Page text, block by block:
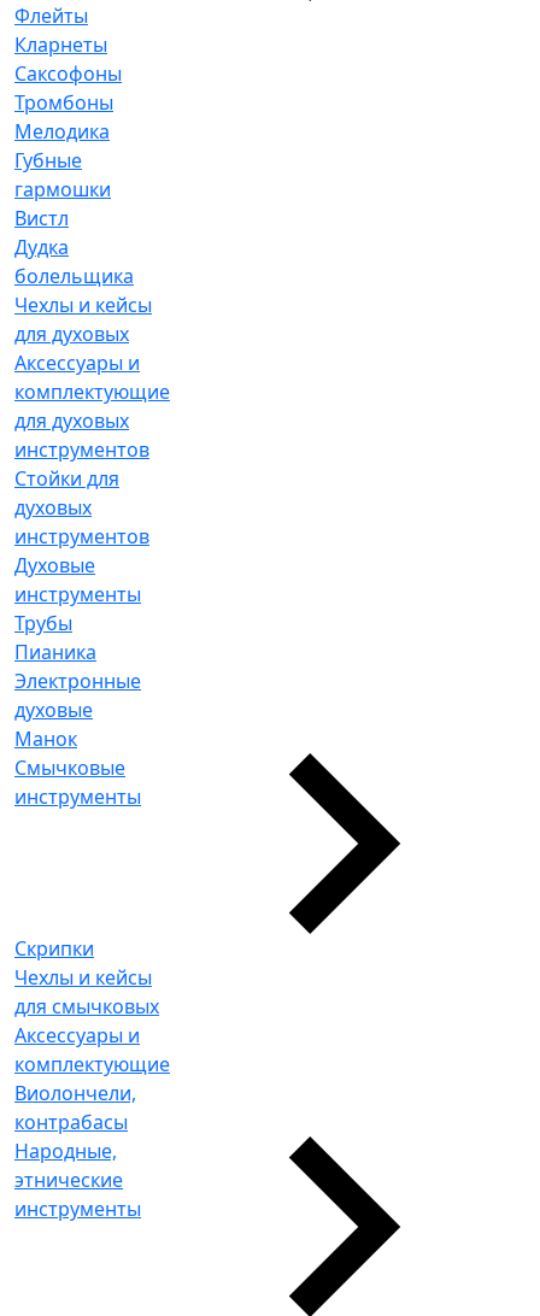
Флейты
Кларнеты
Саксофоны
Тромбоны
Мелодика
Губные
гармошки
Вистл
Дудка
болельщика
Чехлы и кейсы
для духовых
Аксессуары и
комплектующие
для духовых
инструментов
Стойки для
духовых
инструментов
Духовые
инструменты
Трубы
Пианика
Электронные
духовые
Манок
Смычковые
инструменты
Скрипки
Чехлы и кейсы
для смычковых
Аксессуары и
комплектующие
Виолончели,
контрабасы
Народные,
этнические
инструменты